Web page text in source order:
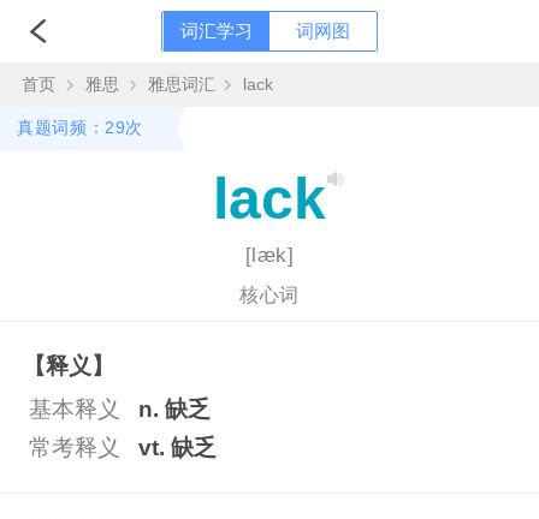
词汇学习 词网图
首页 雅思 雅思词汇 lack
真题词频：29次
lack
[læk]
核心词
【释义】
基本释义
n. 缺乏
常考释义
vt. 缺乏